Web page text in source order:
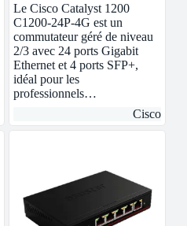
Le Cisco Catalyst 1200
C1200-24P-4G est un
commutateur géré de niveau
2/3 avec 24 ports Gigabit
Ethernet et 4 ports SFP+,
idéal pour les
professionnels…
Cisco